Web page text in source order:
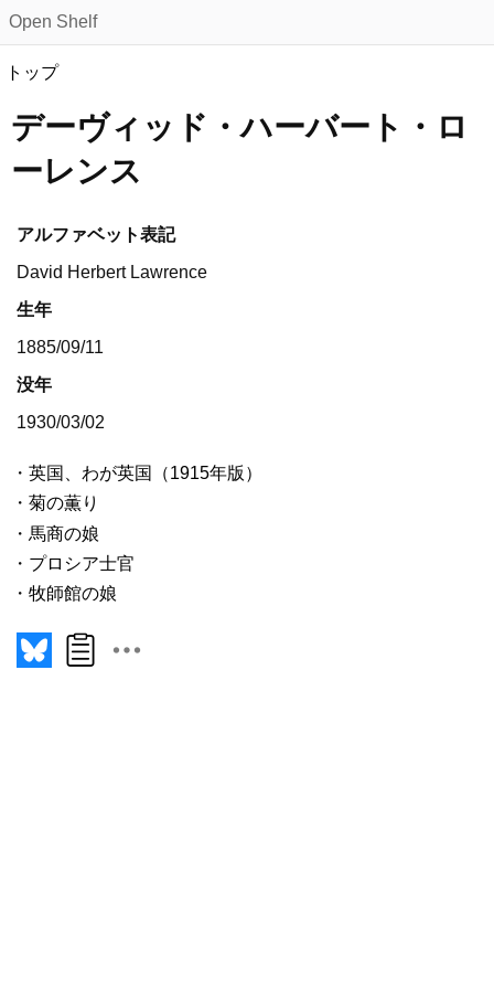
Open Shelf
トップ
デーヴィッド・ハーバート・ロ
ーレンス
アルファベット表記
David Herbert Lawrence
生年
1885/09/11
没年
1930/03/02
英国、わが英国（1915年版）
菊の薫り
馬商の娘
プロシア士官
牧師館の娘